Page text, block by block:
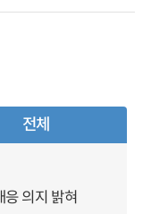
전체
응 의지 밝혀